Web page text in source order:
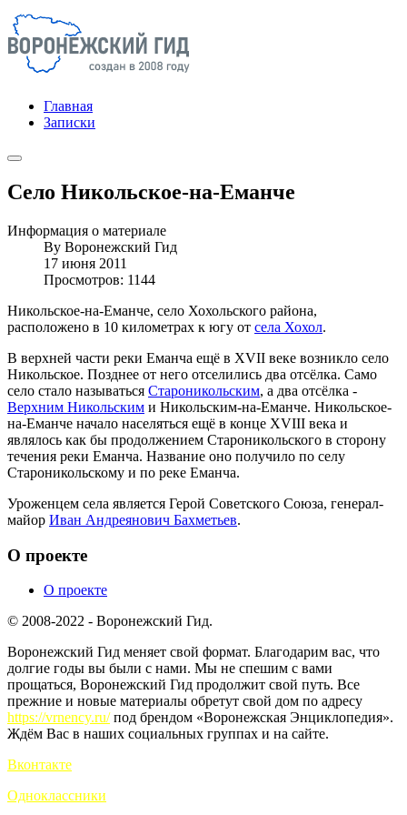
Главная
Записки
Село Никольское-на-Еманче
Информация о материале
By Воронежский Гид
17 июня 2011
Просмотров: 1144
Никольское-на-Еманче, село Хохольского района,
расположено в 10 километрах к югу от села Хохол.
В верхней части реки Еманча ещё в XVII веке возникло село
Никольское. Позднее от него отселились два отсёлка. Само
село стало называться Староникольским, а два отсёлка -
Верхним Никольским и Никольским-на-Еманче. Никольское-
на-Еманче начало населяться ещё в конце XVIII века и
являлось как бы продолжением Староникольского в сторону
течения реки Еманча. Название оно получило по селу
Староникольскому и по реке Еманча.
Уроженцем села является Герой Советского Союза, генерал-
майор Иван Андреянович Бахметьев.
О проекте
О проекте
© 2008-2022 - Воронежский Гид.
Воронежский Гид меняет свой формат. Благодарим вас, что
долгие годы вы были с нами. Мы не спешим с вами
прощаться, Воронежский Гид продолжит свой путь. Все
прежние и новые материалы обретут свой дом по адресу
https://vrnency.ru/под брендом «Воронежская Энциклопедия».
Ждём Вас в наших социальных группах и на сайте.
Вконтакте
Одноклассники